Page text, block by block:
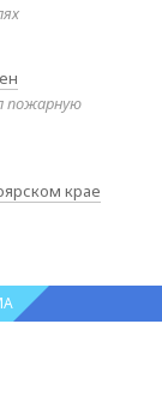
пожарную
крае